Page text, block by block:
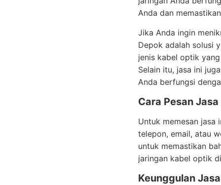
Anda dan
Jika Anda ingin
Depok adalah solusi
jenis kabel optik
Selain itu, jasa ini
Anda berfungsi
Cara Pesan
Untuk memesan
telepon, email, atau
untuk memastikan
jaringan kabel optik
Keunggulan